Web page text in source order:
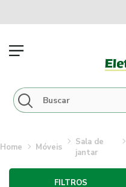
móveis
sala de
jantar
FILTROS